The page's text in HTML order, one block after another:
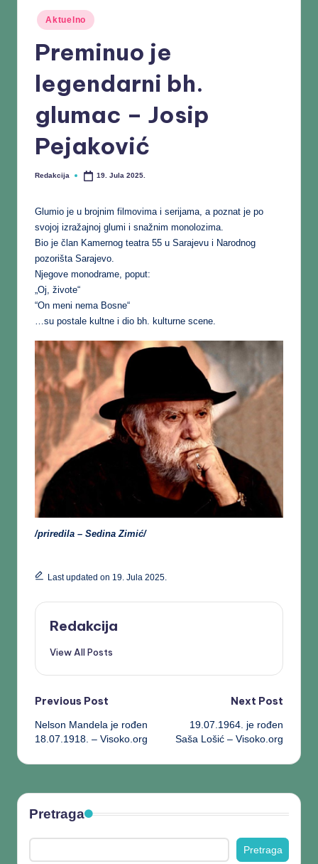
Aktuelno
Preminuo je
legendarni bh.
glumac – Josip
Pejaković
Redakcija 19. Jula 2025.
Glumio je u brojnim filmovima i serijama, a poznat je po
svojoj izražajnoj glumi i snažnim monolozima.
Bio je član Kamernog teatra 55 u Sarajevu i Narodnog
pozorišta Sarajevo.
Njegove monodrame, poput:
„Oj, živote“
“On meni nema Bosne“
…su postale kultne i dio bh. kulturne scene.
/priredila – Sedina Zimić/
Last updated on 19. Jula 2025.
Redakcija
View All Posts
Previous Post
Nelson Mandela je rođen
18.07.1918. – Visoko.org
Next Post
19.07.1964. je rođen
Saša Lošić – Visoko.org
Pretraga
Pretraga